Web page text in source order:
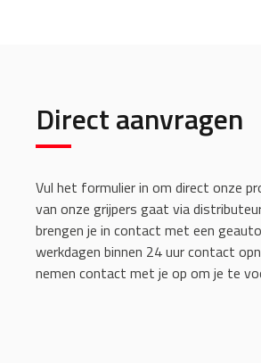
Direct aanvragen
Vul het formulier in om direct onze
van onze grijpers gaat via
brengen je in contact met een
werkdagen binnen 24 uur contact
nemen contact met je op om je te